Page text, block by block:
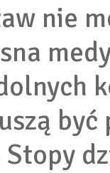
nie
być
Stopy